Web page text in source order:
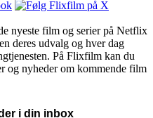
nyeste film og serier på Netflix
deres udvalg og hver dag
På Flixfilm kan du
og nyheder om kommende film
i din inbox